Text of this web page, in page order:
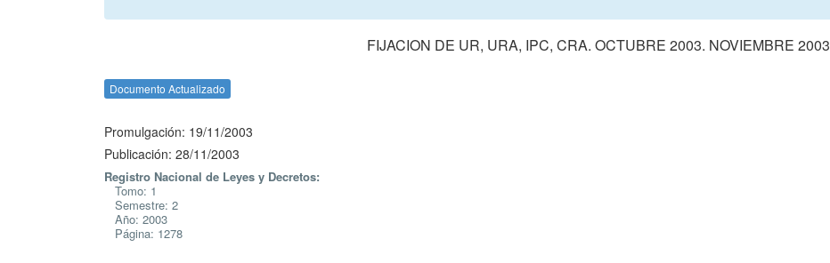
FIJACION DE UR, URA, IPC, CRA. OCTUBRE 2003. NOVIEMBRE 2003
Documento Actualizado
Promulgación: 19/11/2003
Publicación: 28/11/2003
Registro Nacional de Leyes y Decretos:
Tomo: 1
Semestre: 2
Año: 2003
Página: 1278